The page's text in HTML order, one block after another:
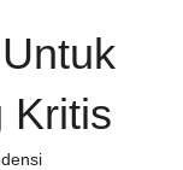
Kritis